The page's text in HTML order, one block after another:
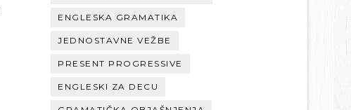
ENGLESKA GRAMATIKA
JEDNOSTAVNE VEŽBE
PRESENT PROGRESSIVE
ENGLESKI ZA DECU